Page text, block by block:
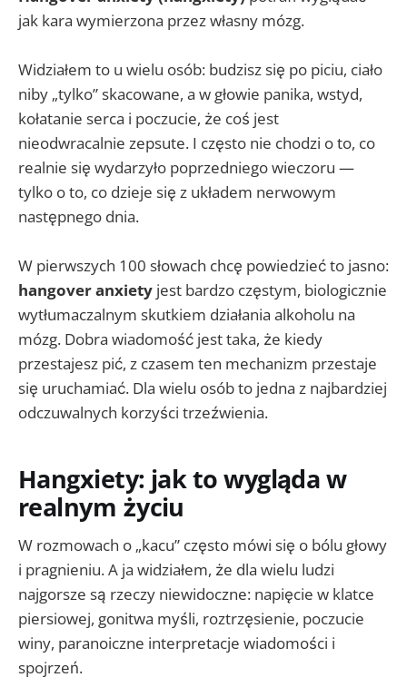
jak kara wymierzona przez własny mózg.
Widziałem to u wielu osób: budzisz się po piciu, ciało
niby „tylko” skacowane, a w głowie panika, wstyd,
kołatanie serca i poczucie, że coś jest
nieodwracalnie zepsute. I często nie chodzi o to, co
realnie się wydarzyło poprzedniego wieczoru —
tylko o to, co dzieje się z układem nerwowym
następnego dnia.
W pierwszych 100 słowach chcę powiedzieć to jasno:
hangover anxiety jest bardzo częstym, biologicznie
wytłumaczalnym skutkiem działania alkoholu na
mózg. Dobra wiadomość jest taka, że kiedy
przestajesz pić, z czasem ten mechanizm przestaje
się uruchamiać. Dla wielu osób to jedna z najbardziej
odczuwalnych korzyści trzeźwienia.
Hangxiety: jak to wygląda w
realnym życiu
W rozmowach o „kacu” często mówi się o bólu głowy
i pragnieniu. A ja widziałem, że dla wielu ludzi
najgorsze są rzeczy niewidoczne: napięcie w klatce
piersiowej, gonitwa myśli, roztrzęsienie, poczucie
winy, paranoiczne interpretacje wiadomości i
spojrzeń.